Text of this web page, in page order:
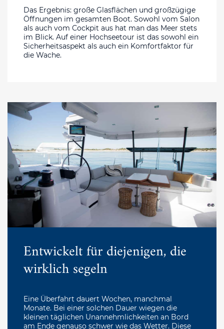
Das Ergebnis: große Glasflächen und großzügige
Öffnungen im gesamten Boot. Sowohl vom Salon
als auch vom Cockpit aus hat man das Meer stets
im Blick. Auf einer Hochseetour ist das sowohl ein
Sicherheitsaspekt als auch ein Komfortfaktor für
die Wache.
Entwickelt für diejenigen, die
wirklich segeln
Eine Überfahrt dauert Wochen, manchmal
Monate. Bei einer solchen Dauer wiegen die
kleinen täglichen Unannehmlichkeiten an Bord
am Ende genauso schwer wie das Wetter. Diese